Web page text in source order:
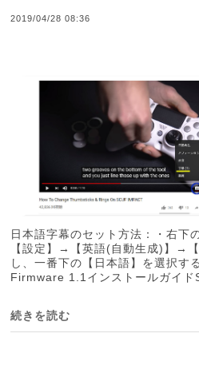
2019/04/28 08:36
日本語字幕のセット方法：・右下
【設定】→【英語(自動生成)】→
し、一番下の【日本語】を選択す
Firmware 1.1インストールガイド
続きを読む